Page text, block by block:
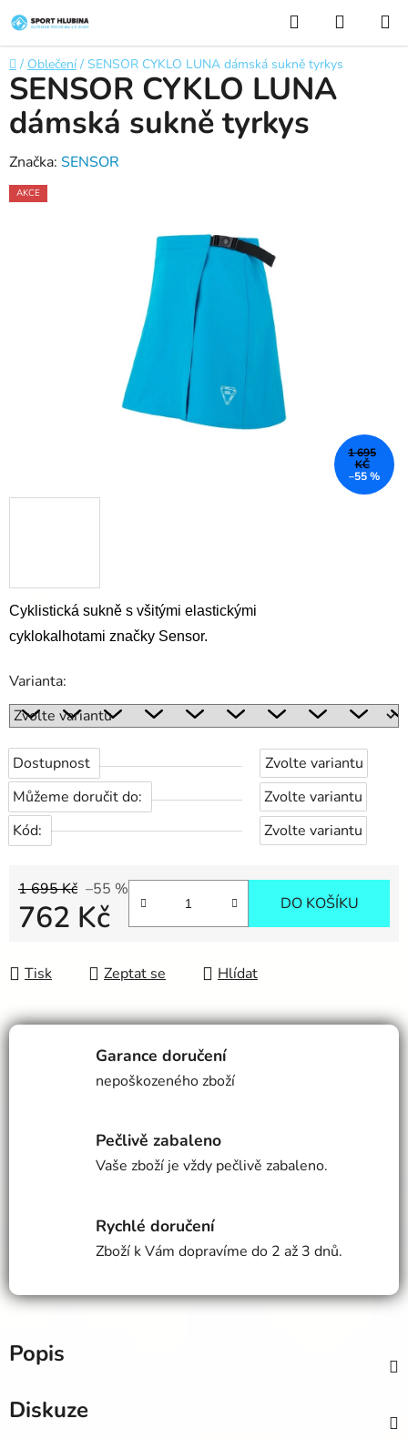
na
obsah
Hledat
KOŠÍK
Domů
/ Oblečení / SENSOR CYKLO LUNA dámská sukně tyrkys
Cyklistická sukně s všitými elastickými
cyklokalhotami značky Sensor.
Varianta:
Dostupnost
Zvolte variantu
Můžeme doručit do:
Zvolte variantu
Kód:
Zvolte variantu
1 695 Kč –55 %
762 Kč DO KOŠÍKU
Tisk Zeptat se Hlídat
SENSOR CYKLO LUNA
dámská sukně tyrkys
Značka: SENSOR
AKCE
1 695
KČ
–55 %
Garance doručení
nepoškozeného zboží
Pečlivě zabaleno
Vaše zboží je vždy pečlivě zabaleno.
Rychlé doručení
Zboží k Vám dopravíme do 2 až 3 dnů.
Popis
Diskuze